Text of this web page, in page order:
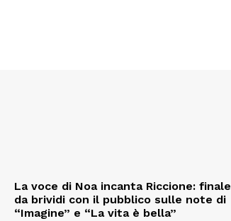
La voce di Noa incanta Riccione: finale
da brividi con il pubblico sulle note di
“Imagine” e “La vita è bella”